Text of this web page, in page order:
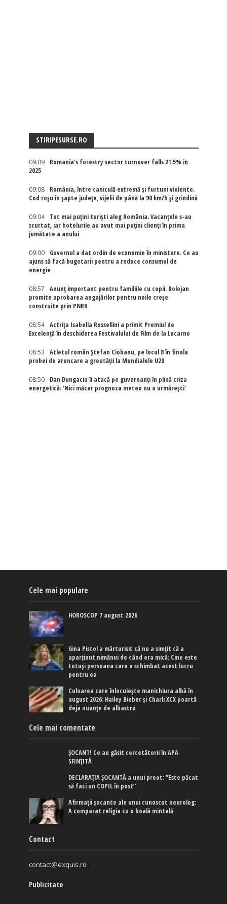
STIRIPESURSE.RO
09:09
Romania's forestry sector turnover falls 21.5% in
2025
09:08
România, între caniculă extremă și furtuni violente.
Cod roșu în șapte județe, vijelii de până la 90 km/h și grindină
09:04
Tot mai puțini turiști aleg România. Vacanțele s-au
scurtat, iar hotelurile au avut mai puțini clienți în prima
jumătate a anului
09:00
Guvernul a dat ordin de economie în ministere. Ce au
ajuns să facă bugetarii pentru a reduce consumul de
energie
08:57
Anunț important pentru familiile cu copii. Bolojan
promite aprobarea angajărilor pentru noile creșe
construite prin PNRR
08:54
Actriţa Isabella Rossellini a primit Premiul de
Excelenţă în deschiderea Festivalului de Film de la Locarno
08:53
Atletul român Ștefan Ciobanu, pe locul 8 în finala
probei de aruncare a greutății la Mondialele U20
08:50
Dan Dungaciu îi atacă pe guvernanți în plină criza
energetică: 'Nici măcar prognoza meteo nu o urmărești'
Cele mai populare
HOROSCOP 7 august 2026
Gina Pistol a mărturisit că nu a simțit că a
aparținut nimănui de când era mică: Cine este
totuși persoana care a schimbat acest lucru
pentru ea
Culoarea care înlocuiește manichiura albă în
august 2026: Hailey Bieber și Charli XCX poartă
deja nuanțe de albastru
Cele mai comentate
ȘOCANT! Ce au găsit cercetătorii în APA
SFINȚITĂ
DECLARAȚIA ȘOCANTĂ a unui preot: ”Este păcat
să faci un COPIL în post”
Afirmaţii şocante ale unui cunoscut neurolog:
A comparat religia cu o boală mintală
Contact
contact@exquis.ro
Publicitate